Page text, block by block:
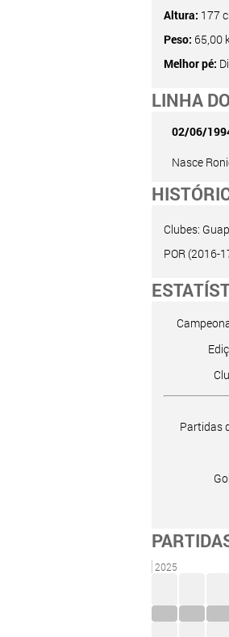
Altura: 177
Peso: 65,00
Melhor pé:
LINHA
02/06/
Nasce
Clubes:
POR (2016-
Partidas
2025